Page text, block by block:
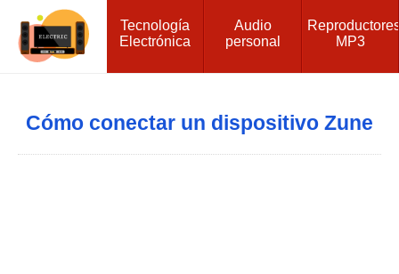
Tecnología
Electrónica
Audio
personal
MP3
Cómo conectar un dispositivo Zune